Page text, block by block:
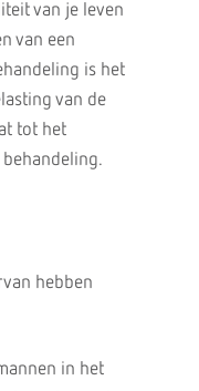
van je leven
van een
is het
van de
tot het
hebben
in het